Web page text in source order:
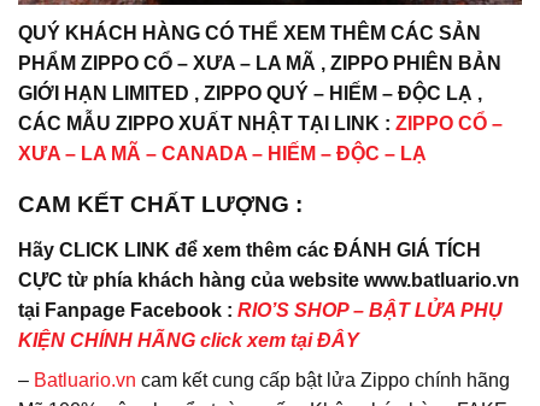
QUÝ KHÁCH HÀNG CÓ THỂ XEM THÊM CÁC SẢN
PHẨM ZIPPO CỔ – XƯA – LA MÃ , ZIPPO PHIÊN BẢN
GIỚI HẠN LIMITED , ZIPPO QUÝ – HIẾM – ĐỘC LẠ ,
CÁC MẪU ZIPPO XUẤT NHẬT TẠI LINK : ZIPPO CỔ –
XƯA – LA MÃ – CANADA – HIẾM – ĐỘC – LẠ
CAM KẾT CHẤT LƯỢNG :
Hãy CLICK LINK để xem thêm các ĐÁNH GIÁ TÍCH
CỰC từ phía khách hàng của website www.batluario.vn
tại Fanpage Facebook : RIO’S SHOP – BẬT LỬA PHỤ
KIỆN CHÍNH HÃNG click xem tại ĐÂY
– Batluario.vn cam kết cung cấp bật lửa Zippo chính hãng